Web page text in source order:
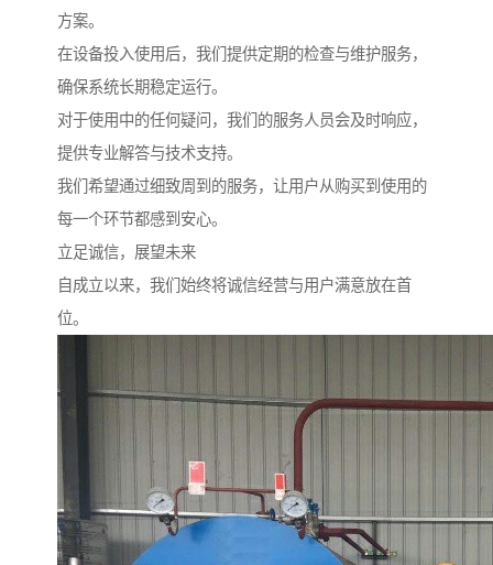
方案。
在设备投入使用后，我们提供定期的检查与维护服务，
确保系统长期稳定运行。
对于使用中的任何疑问，我们的服务人员会及时响应，
提供专业解答与技术支持。
我们希望通过细致周到的服务，让用户从购买到使用的
每一个环节都感到安心。
立足诚信，展望未来
自成立以来，我们始终将诚信经营与用户满意放在首
位。